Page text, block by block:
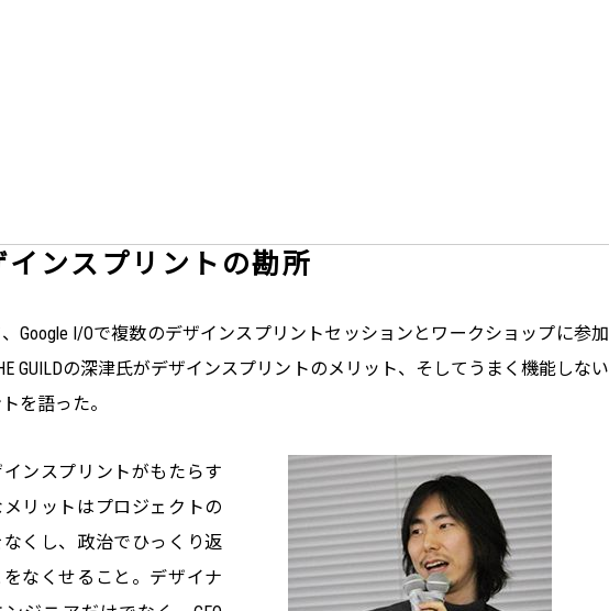
インスプリントの勘所
Google I/Oで複数のデザインスプリントセッションとワークショップに参加
GUILDの深津氏がデザインスプリントのメリット、そしてうまく機能しない
を語った。
インスプリントがもたらす
メリットはプロジェクトの
なくし、政治でひっくり返
をなくせること。デザイナ